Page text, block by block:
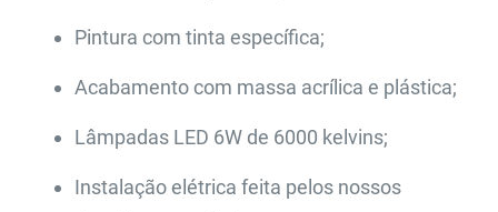
Pintura com tinta específica;
Acabamento com massa acrílica e plástica;
Lâmpadas LED 6W de 6000 kelvins;
Instalação elétrica feita pelos nossos